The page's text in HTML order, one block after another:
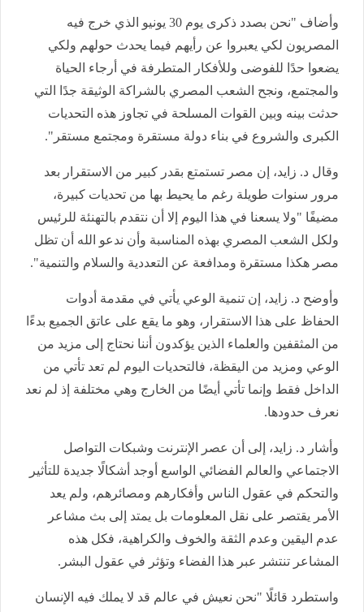
وأضاف "نحن بصدد ذكرى يوم 30 يونيو الذي خرج فيه
المصريون لكي يعبروا عن رأيهم فيما يحدث حولهم ولكي
يضعوا حدًا للفوضى وللأفكار المتطرفة في أرجاء الحياة
والمجتمع، ونجح الشعب المصري بالشراكة الوثيقة جدًا التي
حدثت بينه وبين القوات المسلحة في تجاوز هذه التحديات
الكبرى والشروع في بناء دولة مستقرة ومجتمع مستقر".
وقال د. زايد، إن مصر تستمتع بقدر كبير من الاستقرار بعد
مرور سنوات طويلة رغم ما يحيط بها من تحديات كبيرة،
مضيفًا "ولا يسعنا في هذا اليوم إلا أن نتقدم بالتهنئة للرئيس
ولكل الشعب المصري بهذه المناسبة وأن ندعو الله أن تظل
مصر هكذا مستقرة ومدافعة عن التعددية والسلام والتنمية".
وأوضح د. زايد، إن تنمية الوعي يأتي في مقدمة أدوات
الحفاظ على هذا الاستقرار، وهو ما يقع على عاتق الجميع بدءًا
من المثقفين والعلماء الذين يؤكدون أننا نحتاج إلى مزيد من
الوعي ومزيد من اليقظة، فالتحديات اليوم لم تعد تأتي من
الداخل فقط وإنما تأتي أيضًا من الخارج وهي مختلفة إذ لم نعد
نعرف حدودها.
وأشار د. زايد، إلى أن عصر الإنترنت وشبكات التواصل
الاجتماعي والعالم الفضائي الواسع أوجد أشكالًا جديدة للتأثير
والتحكم في عقول الناس وأفكارهم ومصائرهم، ولم يعد
الأمر يقتصر على نقل المعلومات بل يمتد إلى بث مشاعر
عدم اليقين وعدم الثقة والخوف والكراهية، فكل هذه
المشاعر تنتشر عبر هذا الفضاء وتؤثر في عقول البشر.
واستطرد قائلًا "نحن نعيش في عالم قد لا يملك فيه الإنسان